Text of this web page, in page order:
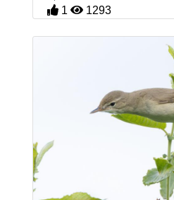
1 1293